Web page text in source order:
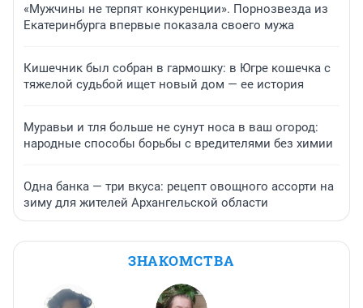
«Мужчины не терпят конкуренции». Порнозвезда из
Екатеринбурга впервые показала своего мужа
Кишечник был собран в гармошку: в Югре кошечка с
тяжелой судьбой ищет новый дом — ее история
Муравьи и тля больше не сунут носа в ваш огород:
народные способы борьбы с вредителями без химии
Одна банка — три вкуса: рецепт овощного ассорти на
зиму для жителей Архангельской области
ЗНАКОМСТВА